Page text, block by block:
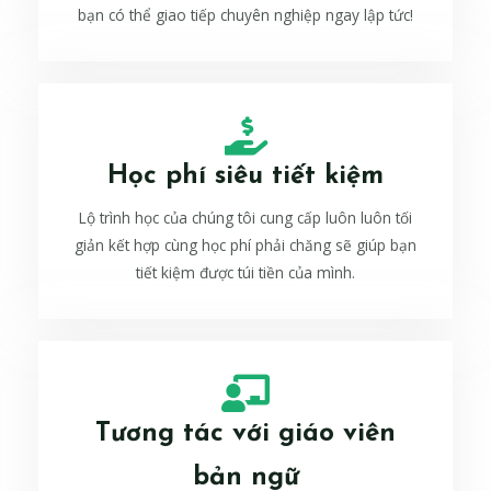
bạn có thể giao tiếp chuyên nghiệp ngay lập tức!
Học phí siêu tiết kiệm
Lộ trình học của chúng tôi cung cấp luôn luôn tối
giản kết hợp cùng học phí phải chăng sẽ giúp bạn
tiết kiệm được túi tiền của mình.
Tương tác với giáo viên
bản ngữ